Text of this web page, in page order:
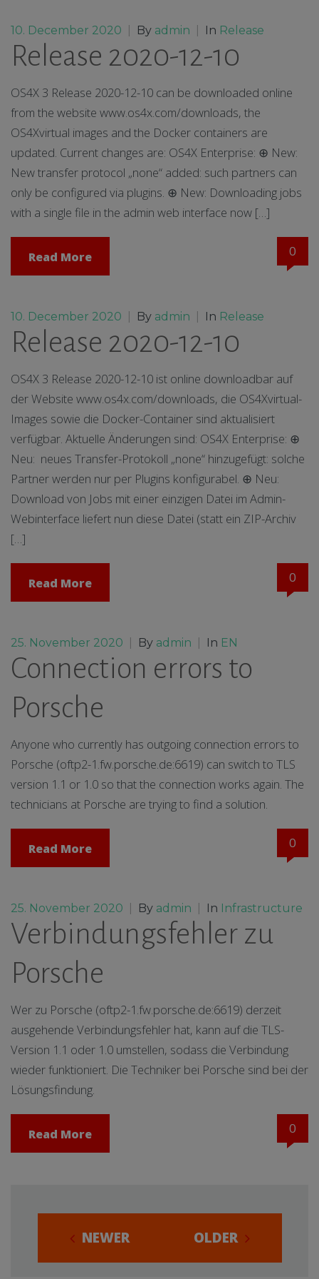
10. December 2020 By admin In Release
Release 2020-12-10
OS4X 3 Release 2020-12-10 can be downloaded online
from the website www.os4x.com/downloads, the
OS4Xvirtual images and the Docker containers are
updated. Current changes are: OS4X Enterprise: ⊕ New:
New transfer protocol „none“ added: such partners can
only be configured via plugins. ⊕ New: Downloading jobs
with a single file in the admin web interface now […]
Read More 0
10. December 2020 By admin In Release
Release 2020-12-10
OS4X 3 Release 2020-12-10 ist online downloadbar auf
der Website www.os4x.com/downloads, die OS4Xvirtual-
Images sowie die Docker-Container sind aktualisiert
verfügbar. Aktuelle Änderungen sind: OS4X Enterprise: ⊕
Neu: neues Transfer-Protokoll „none“ hinzugefügt: solche
Partner werden nur per Plugins konfigurabel. ⊕ Neu:
Download von Jobs mit einer einzigen Datei im Admin-
Webinterface liefert nun diese Datei (statt ein ZIP-Archiv
[…]
Read More 0
25. November 2020 By admin In EN
Connection errors to
Porsche
Anyone who currently has outgoing connection errors to
Porsche (oftp2-1.fw.porsche.de:6619) can switch to TLS
version 1.1 or 1.0 so that the connection works again. The
technicians at Porsche are trying to find a solution.
Read More 0
25. November 2020 By admin In Infrastructure
Verbindungsfehler zu
Porsche
Wer zu Porsche (oftp2-1.fw.porsche.de:6619) derzeit
ausgehende Verbindungsfehler hat, kann auf die TLS-
Version 1.1 oder 1.0 umstellen, sodass die Verbindung
wieder funktioniert. Die Techniker bei Porsche sind bei der
Lösungsfindung.
Read More 0
NEWER OLDER